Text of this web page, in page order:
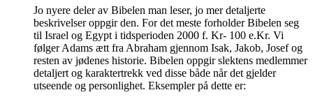
Jo nyere deler av Bibelen man leser, jo mer detaljerte
beskrivelser oppgir den. For det meste forholder Bibelen seg
til Israel og Egypt i tidsperioden 2000 f. Kr- 100 e.Kr. Vi
følger Adams ætt fra Abraham gjennom Isak, Jakob, Josef og
resten av jødenes historie. Bibelen oppgir slektens medlemmer
detaljert og karaktertrekk ved disse både når det gjelder
utseende og personlighet. Eksempler på dette er: